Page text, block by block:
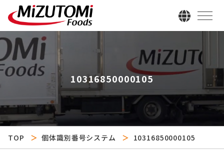
10316850000105
TOP 個体識別番号システム 10316850000105